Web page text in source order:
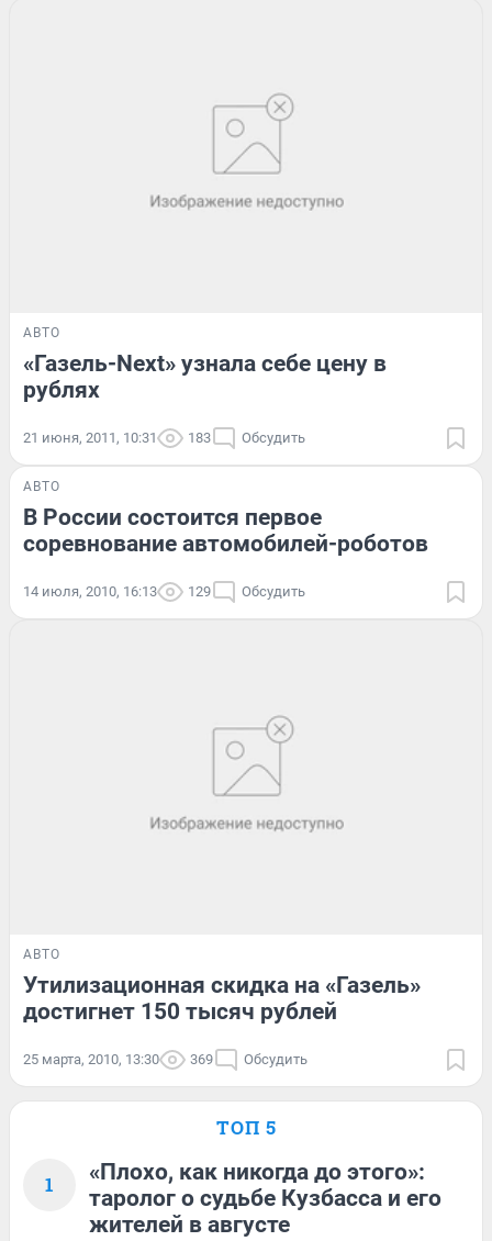
АВТО
«Газель-Next» узнала себе цену в
рублях
21 июня, 2011, 10:31 183 Обсудить
АВТО
В России состоится первое
соревнование автомобилей-роботов
14 июля, 2010, 16:13 129 Обсудить
АВТО
Утилизационная скидка на «Газель»
достигнет 150 тысяч рублей
25 марта, 2010, 13:30 369 Обсудить
ТОП 5
1
«Плохо, как никогда до этого»:
таролог о судьбе Кузбасса и его
жителей в августе